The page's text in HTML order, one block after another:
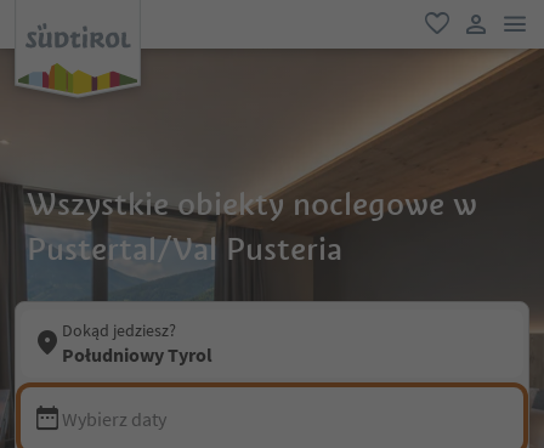
ulubione
link
Wszystkie obiekty noclegowe w
Pustertal/Val Pusteria
Dokąd jedziesz?
Południowy Tyrol
Wybierz daty